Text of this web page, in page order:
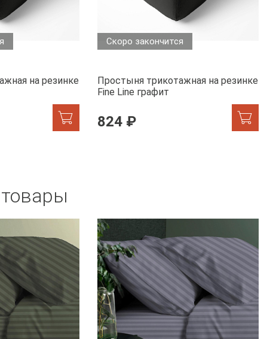
на резинке
Скоро закончится
Простыня трикотажная на резинке
Fine Line графит
824 ₽